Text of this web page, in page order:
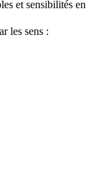
et sensibilités en
les sens :